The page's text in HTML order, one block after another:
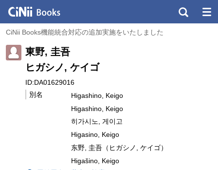
CiNii Books機能統合対応の追加実施をいたしました
東野, 圭吾
ヒガシノ, ケイゴ
ID:DA01629016
別名
Higashino, Keigo
Higashino, Keigo
히가시노, 게이고
Higasino, Keigo
东野, 圭吾（ヒガシノ, ケイゴ）
Higašino, Keigo